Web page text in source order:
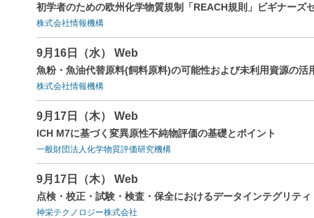
初学者のための欧州化学物質規制「REACH規則」ビギナーズ
株式会社情報機構
9月16日（水） Web
魚粉・魚油代替原料(飼料原料)の可能性および未利用資源の活
株式会社情報機構
9月17日（木） Web
ICH M7に基づく変異原性不純物評価の基礎とポイント
一般財団法人化学物質評価研究機構
9月17日（木） Web
点検・校正・試験・検査・保全におけるデータインテグリテ
神栄テクノロジー株式会社